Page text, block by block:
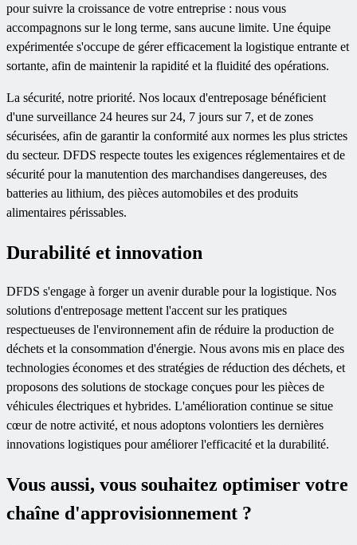
pour suivre la croissance de votre entreprise : nous vous
accompagnons sur le long terme, sans aucune limite. Une équipe
expérimentée s'occupe de gérer efficacement la logistique entrante et
sortante, afin de maintenir la rapidité et la fluidité des opérations.
La sécurité, notre priorité. Nos locaux d'entreposage bénéficient
d'une surveillance 24 heures sur 24, 7 jours sur 7, et de zones
sécurisées, afin de garantir la conformité aux normes les plus strictes
du secteur. DFDS respecte toutes les exigences réglementaires et de
sécurité pour la manutention des marchandises dangereuses, des
batteries au lithium, des pièces automobiles et des produits
alimentaires périssables.
Durabilité et innovation
DFDS s'engage à forger un avenir durable pour la logistique. Nos
solutions d'entreposage mettent l'accent sur les pratiques
respectueuses de l'environnement afin de réduire la production de
déchets et la consommation d'énergie. Nous avons mis en place des
technologies économes et des stratégies de réduction des déchets, et
proposons des solutions de stockage conçues pour les pièces de
véhicules électriques et hybrides. L'amélioration continue se situe
cœur de notre activité, et nous adoptons volontiers les dernières
innovations logistiques pour améliorer l'efficacité et la durabilité.
Vous aussi, vous souhaitez optimiser votre
chaîne d'approvisionnement ?